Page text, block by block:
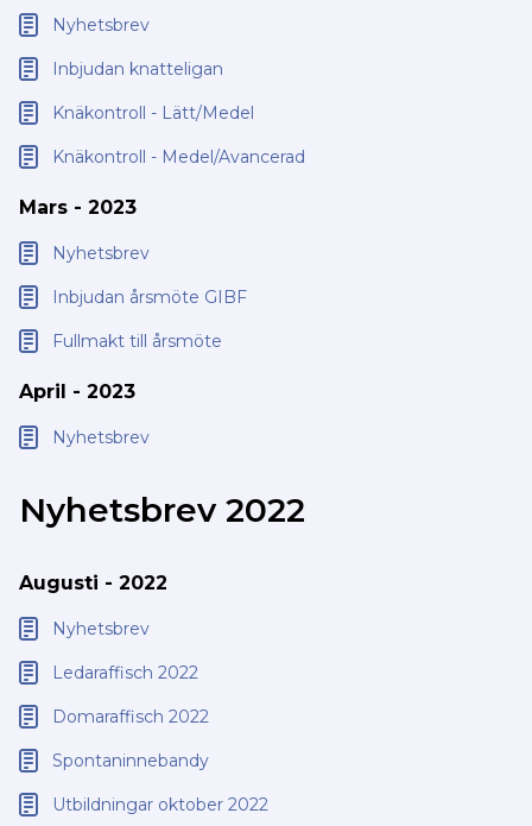
Nyhetsbrev
Inbjudan knatteligan
Knäkontroll - Lätt/Medel
Knäkontroll - Medel/Avancerad
Mars - 2023
Nyhetsbrev
Inbjudan årsmöte GIBF
Fullmakt till årsmöte
April - 2023
Nyhetsbrev
Nyhetsbrev 2022
Augusti - 2022
Nyhetsbrev
Ledaraffisch 2022
Domaraffisch 2022
Spontaninnebandy
Utbildningar oktober 2022